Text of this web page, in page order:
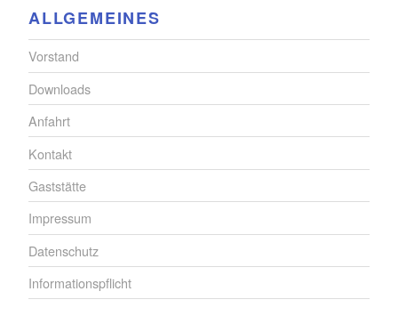
ALLGEMEINES
Vorstand
Downloads
Anfahrt
Kontakt
Gaststätte
Impressum
Datenschutz
Informationspflicht